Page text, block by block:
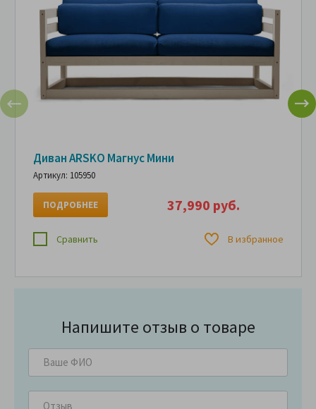
Диван ARSKO Магнус Мини
Артикул: 105950
37,990 руб.
ПОДРОБНЕЕ
Сравнить В избранное
Напишите отзыв о товаре